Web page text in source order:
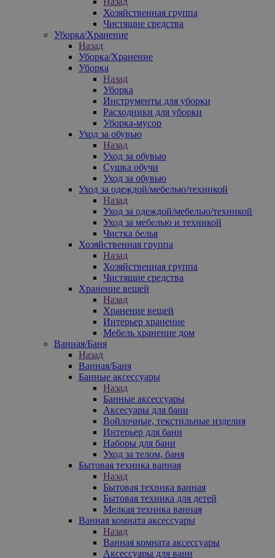
Хозяйственная группа
Чистящие средства
Уборка/Хранение
Назад
Уборка/Хранение
Уборка
Назад
Уборка
Инструменты для уборки
Расходники для уборки
Уборка-мусор
Уход за обувью
Назад
Уход за обувью
Сушка обучи
Уход за обувью
Уход за одеждой/мебелью/техникой
Назад
Уход за одеждой/мебелью/техникой
Уход за мебелью и техникой
Чистка белья
Хозяйственная группа
Назад
Хозяйственная группа
Чистящие средства
Хранение вещей
Назад
Хранение вещей
Интерьер хранение
Мебель хранение дом
Ванная/Баня
Назад
Ванная/Баня
Банные аксессуары
Назад
Банные аксессуары
Аксесуары для бани
Войлочные, текстильные изделия
Интерьер для бани
Наборы для бани
Уход за телом, баня
Бытовая техника ванная
Назад
Бытовая техника ванная
Бытовая техника для детей
Мелкая техника ванная
Ванная комната аксессуары
Назад
Ванная комната аксессуары
Аксессуары для ванн